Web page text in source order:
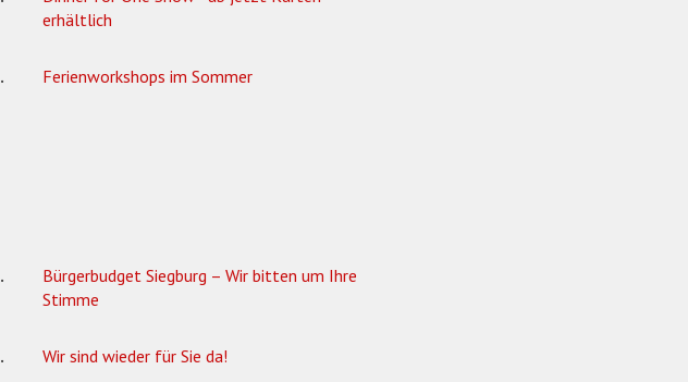
erhältlich
Ferienworkshops im Sommer
Bürgerbudget Siegburg – Wir bitten um Ihre
Stimme
Wir sind wieder für Sie da!